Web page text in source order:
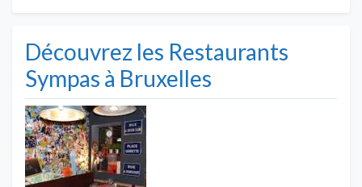
Découvrez les Restaurants
Sympas à Bruxelles